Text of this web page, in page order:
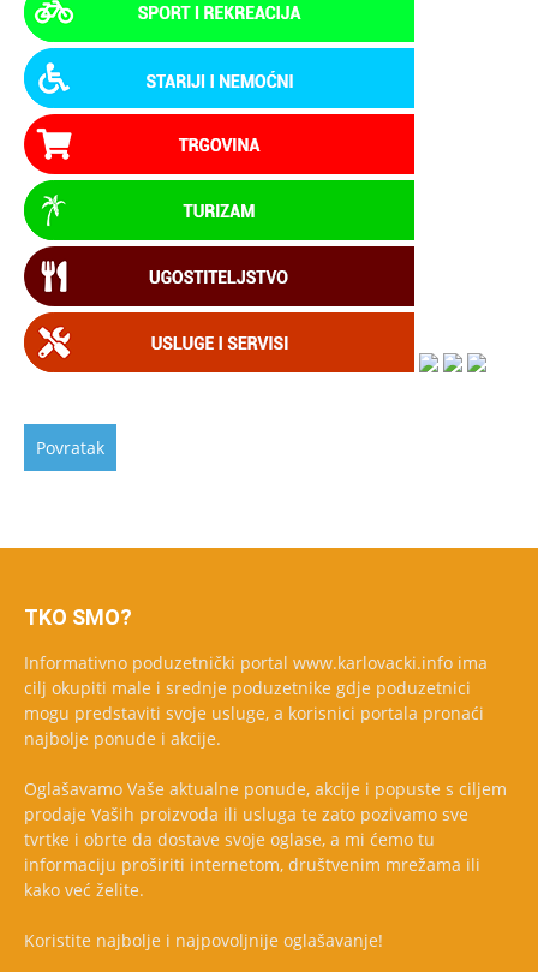
TKO SMO?
Informativno poduzetnički portal www.karlovacki.info ima
cilj okupiti male i srednje poduzetnike gdje poduzetnici
mogu predstaviti svoje usluge, a korisnici portala pronaći
najbolje ponude i akcije.
Oglašavamo Vaše aktualne ponude, akcije i popuste s ciljem
prodaje Vaših proizvoda ili usluga te zato pozivamo sve
tvrtke i obrte da dostave svoje oglase, a mi ćemo tu
informaciju proširiti internetom, društvenim mrežama ili
kako već želite.
Koristite najbolje i najpovoljnije oglašavanje!